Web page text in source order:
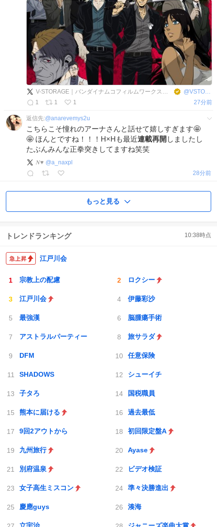
V-STORAGE｜バンダイナムコフィルムワークス公式作品情報サイト @VSTORAGE
1
1 1 27分前
返信先:@anarevemys2u
こちらこそ憧れのアーナさんと話せて嬉しすぎます🤩
🤩 ほんとですね！！！H×Hも最近連載再開 しましたし
たぶんみんな正拳突きしてますね笑笑
𝑵♥️ @a_naxpl
28分前
もっと見る
トレンドランキング 10:38時点
江戸川会
宗教上の配慮 ロクシー
江戸川会 伊藤彩沙
最強漢 脳腫瘍手術
アストラルパーティー 旅サラダ
DFM 任意保険
SHADOWS シューイチ
子タろ 国税職員
熊本に届ける 過去最低
9回2アウトから 初回限定盤A
九州旅行 Ayase
別府温泉 ビデオ検証
女子高生ミスコン 準々決勝進出
慶應guys 湊海